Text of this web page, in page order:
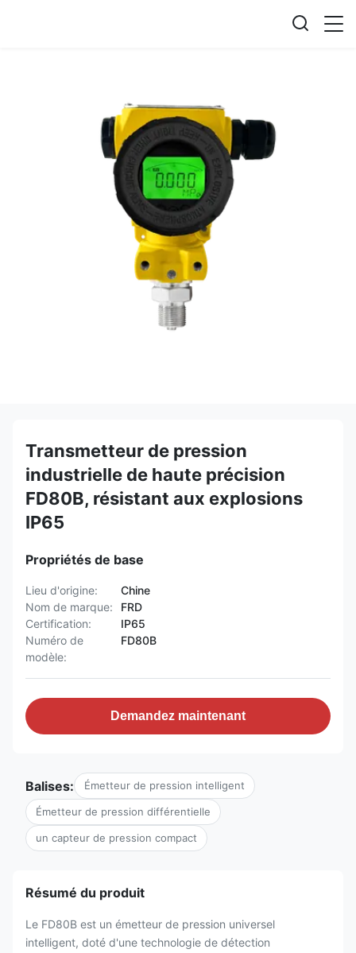
Transmetteur de pression
industrielle de haute précision
FD80B, résistant aux explosions
IP65
Propriétés de base
Lieu d'origine:
Chine
Nom de marque:
FRD
Certification:
IP65
Numéro de
modèle:
FD80B
Demandez maintenant
Balises: Émetteur de pression intelligent
Émetteur de pression différentielle
un capteur de pression compact
Résumé du produit
Le FD80B est un émetteur de pression universel
intelligent, doté d'une technologie de détection